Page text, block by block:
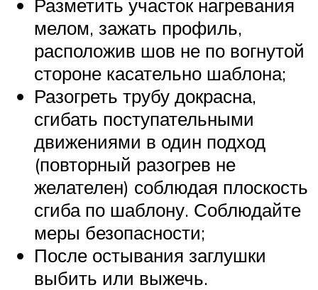
Разметить участок нагревания
мелом, зажать профиль,
расположив шов не по вогнутой
стороне касательно шаблона;
Разогреть трубу докрасна,
сгибать поступательными
движениями в один подход
(повторный разогрев не
желателен) соблюдая плоскость
сгиба по шаблону. Соблюдайте
меры безопасности;
После остывания заглушки
выбить или выжечь.